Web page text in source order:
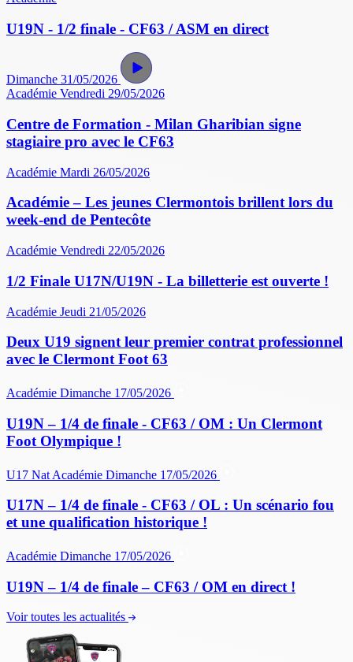
U19N - 1/2 finale - CF63 / ASM en direct
Dimanche 31/05/2026
Académie Vendredi 29/05/2026
Centre de Formation - Milan Gharibian signe
stagiaire pro avec le CF63
Académie Mardi 26/05/2026
Académie – Les jeunes Clermontois brillent lors du
week-end de Pentecôte
Académie Vendredi 22/05/2026
1/2 Finale U17N/U19N - La billetterie est ouverte !
Académie Jeudi 21/05/2026
Deux U19 signent leur premier contrat professionnel
avec le Clermont Foot 63
Académie Dimanche 17/05/2026
U19N – 1/4 de finale - CF63 / OM : Un Clermont
Foot Olympique !
U17 Nat Académie Dimanche 17/05/2026
U17N – 1/4 de finale - CF63 / OL : Un scénario fou
et une qualification historique !
Académie Dimanche 17/05/2026
U19N – 1/4 de finale – CF63 / OM en direct !
Voir toutes les actualités